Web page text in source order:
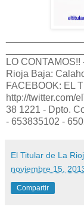
LO
Rioja Baja:
FACEBOOK: EL
http://twitter.com/
38 1221 - Dpto.
- 653835102 -
El Titular de La
noviembre 15,
Compartir